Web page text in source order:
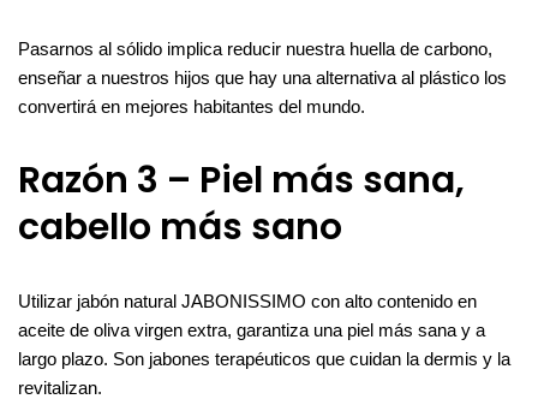
Pasarnos al sólido implica reducir nuestra huella de carbono,
enseñar a nuestros hijos que hay una alternativa al plástico los
convertirá en mejores habitantes del mundo.
Razón 3 – Piel más sana,
cabello más sano
Utilizar jabón natural JABONISSIMO con alto contenido en
aceite de oliva virgen extra, garantiza una piel más sana y a
largo plazo. Son jabones terapéuticos que cuidan la dermis y la
revitalizan.